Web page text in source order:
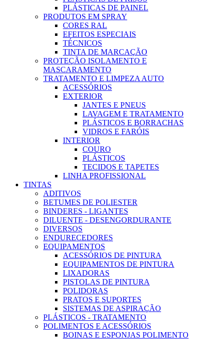
PLÁSTICAS DE PAINEL
PRODUTOS EM SPRAY
CORES RAL
EFEITOS ESPECIAIS
TÉCNICOS
TINTA DE MARCAÇÃO
PROTEÇÃO ISOLAMENTO E
MASCARAMENTO
TRATAMENTO E LIMPEZA AUTO
ACESSÓRIOS
EXTERIOR
JANTES E PNEUS
LAVAGEM E TRATAMENTO
PLÁSTICOS E BORRACHAS
VIDROS E FARÓIS
INTERIOR
COURO
PLÁSTICOS
TECIDOS E TAPETES
LINHA PROFISSIONAL
TINTAS
ADITIVOS
BETUMES DE POLIESTER
BINDERES - LIGANTES
DILUENTE - DESENGORDURANTE
DIVERSOS
ENDURECEDORES
EQUIPAMENTOS
ACESSÓRIOS DE PINTURA
EQUIPAMENTOS DE PINTURA
LIXADORAS
PISTOLAS DE PINTURA
POLIDORAS
PRATOS E SUPORTES
SISTEMAS DE ASPIRAÇÃO
PLÁSTICOS - TRATAMENTO
POLIMENTOS E ACESSÓRIOS
BOINAS E ESPONJAS POLIMENTO